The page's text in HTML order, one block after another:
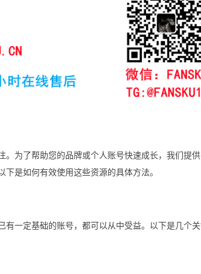
为了帮助您的品牌或个人账号快速成长，我们提
是如何有效使用这些资源的具体方法。
一定基础的账号，都可以从中受益。以下是几个